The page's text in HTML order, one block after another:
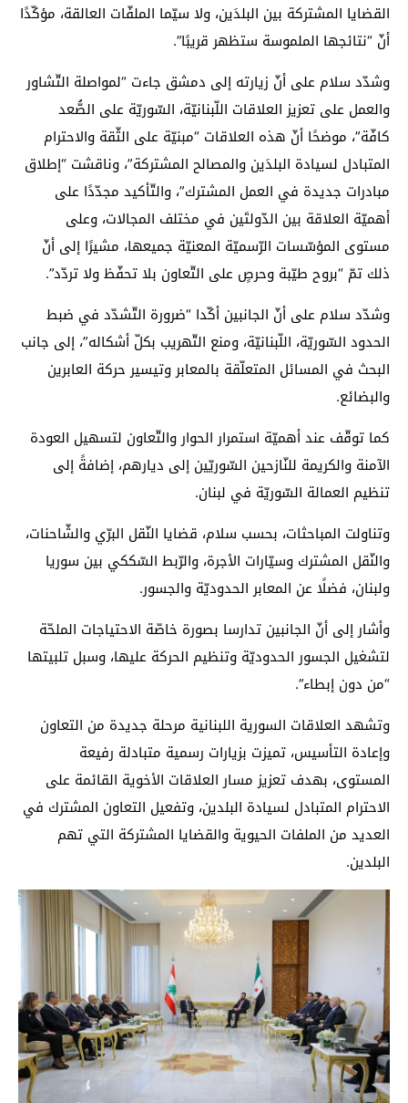
القضايا المشتركة بين البلدَين، ولا سيّما الملفّات العالقة، مؤكّدًا
أنّ “نتائجها الملموسة ستظهر قريبًا”.
وشدّد سلام على أنّ زيارته إلى دمشق جاءت “لمواصلة التّشاور
والعمل على تعزيز العلاقات اللّبنانيّة، السّوريّة على الصُّعد
كافّة”، موضحًا أنّ هذه العلاقات “مبنيّة على الثّقة والاحترام
المتبادل لسيادة البلدَين والمصالح المشتركة”، وناقشت “إطلاق
مبادرات جديدة في العمل المشترك”، والتّأكيد مجدّدًا على
أهميّة العلاقة بين الدّولتَين في مختلف المجالات، وعلى
مستوى المؤسّسات الرّسميّة المعنيّة جميعها، مشيرًا إلى أنّ
ذلك تمّ “بروح طيّبة وحرصٍ على التّعاون بلا تحفّظ ولا تردّد”.
وشدّد سلام على أنّ الجانبين أكّدا “ضرورة التّشدّد في ضبط
الحدود السّوريّة، اللّبنانيّة، ومنع التّهريب بكلّ أشكاله”، إلى جانب
البحث في المسائل المتعلّقة بالمعابر وتيسير حركة العابرين
والبضائع.
كما توقّف عند أهميّة استمرار الحوار والتّعاون لتسهيل العودة
الآمنة والكريمة للنّازحين السّوريّين إلى ديارهم، إضافةً إلى
تنظيم العمالة السّوريّة في لبنان.
وتناولت المباحثات، بحسب سلام، قضايا النّقل البرّي والشّاحنات،
والنّقل المشترك وسيّارات الأجرة، والرّبط السّككي بين سوريا
ولبنان، فضلًا عن المعابر الحدوديّة والجسور.
وأشار إلى أنّ الجانبين تدارسا بصورة خاصّة الاحتياجات الملحّة
لتشغيل الجسور الحدوديّة وتنظيم الحركة عليها، وسبل تلبيتها
“من دون إبطاء”.
وتشهد العلاقات السورية اللبنانية مرحلة جديدة من التعاون
وإعادة التأسيس، تميزت بزيارات رسمية متبادلة رفيعة
المستوى، بهدف تعزيز مسار العلاقات الأخوية القائمة على
الاحترام المتبادل لسيادة البلدين، وتفعيل التعاون المشترك في
العديد من الملفات الحيوية والقضايا المشتركة التي تهم
البلدين.